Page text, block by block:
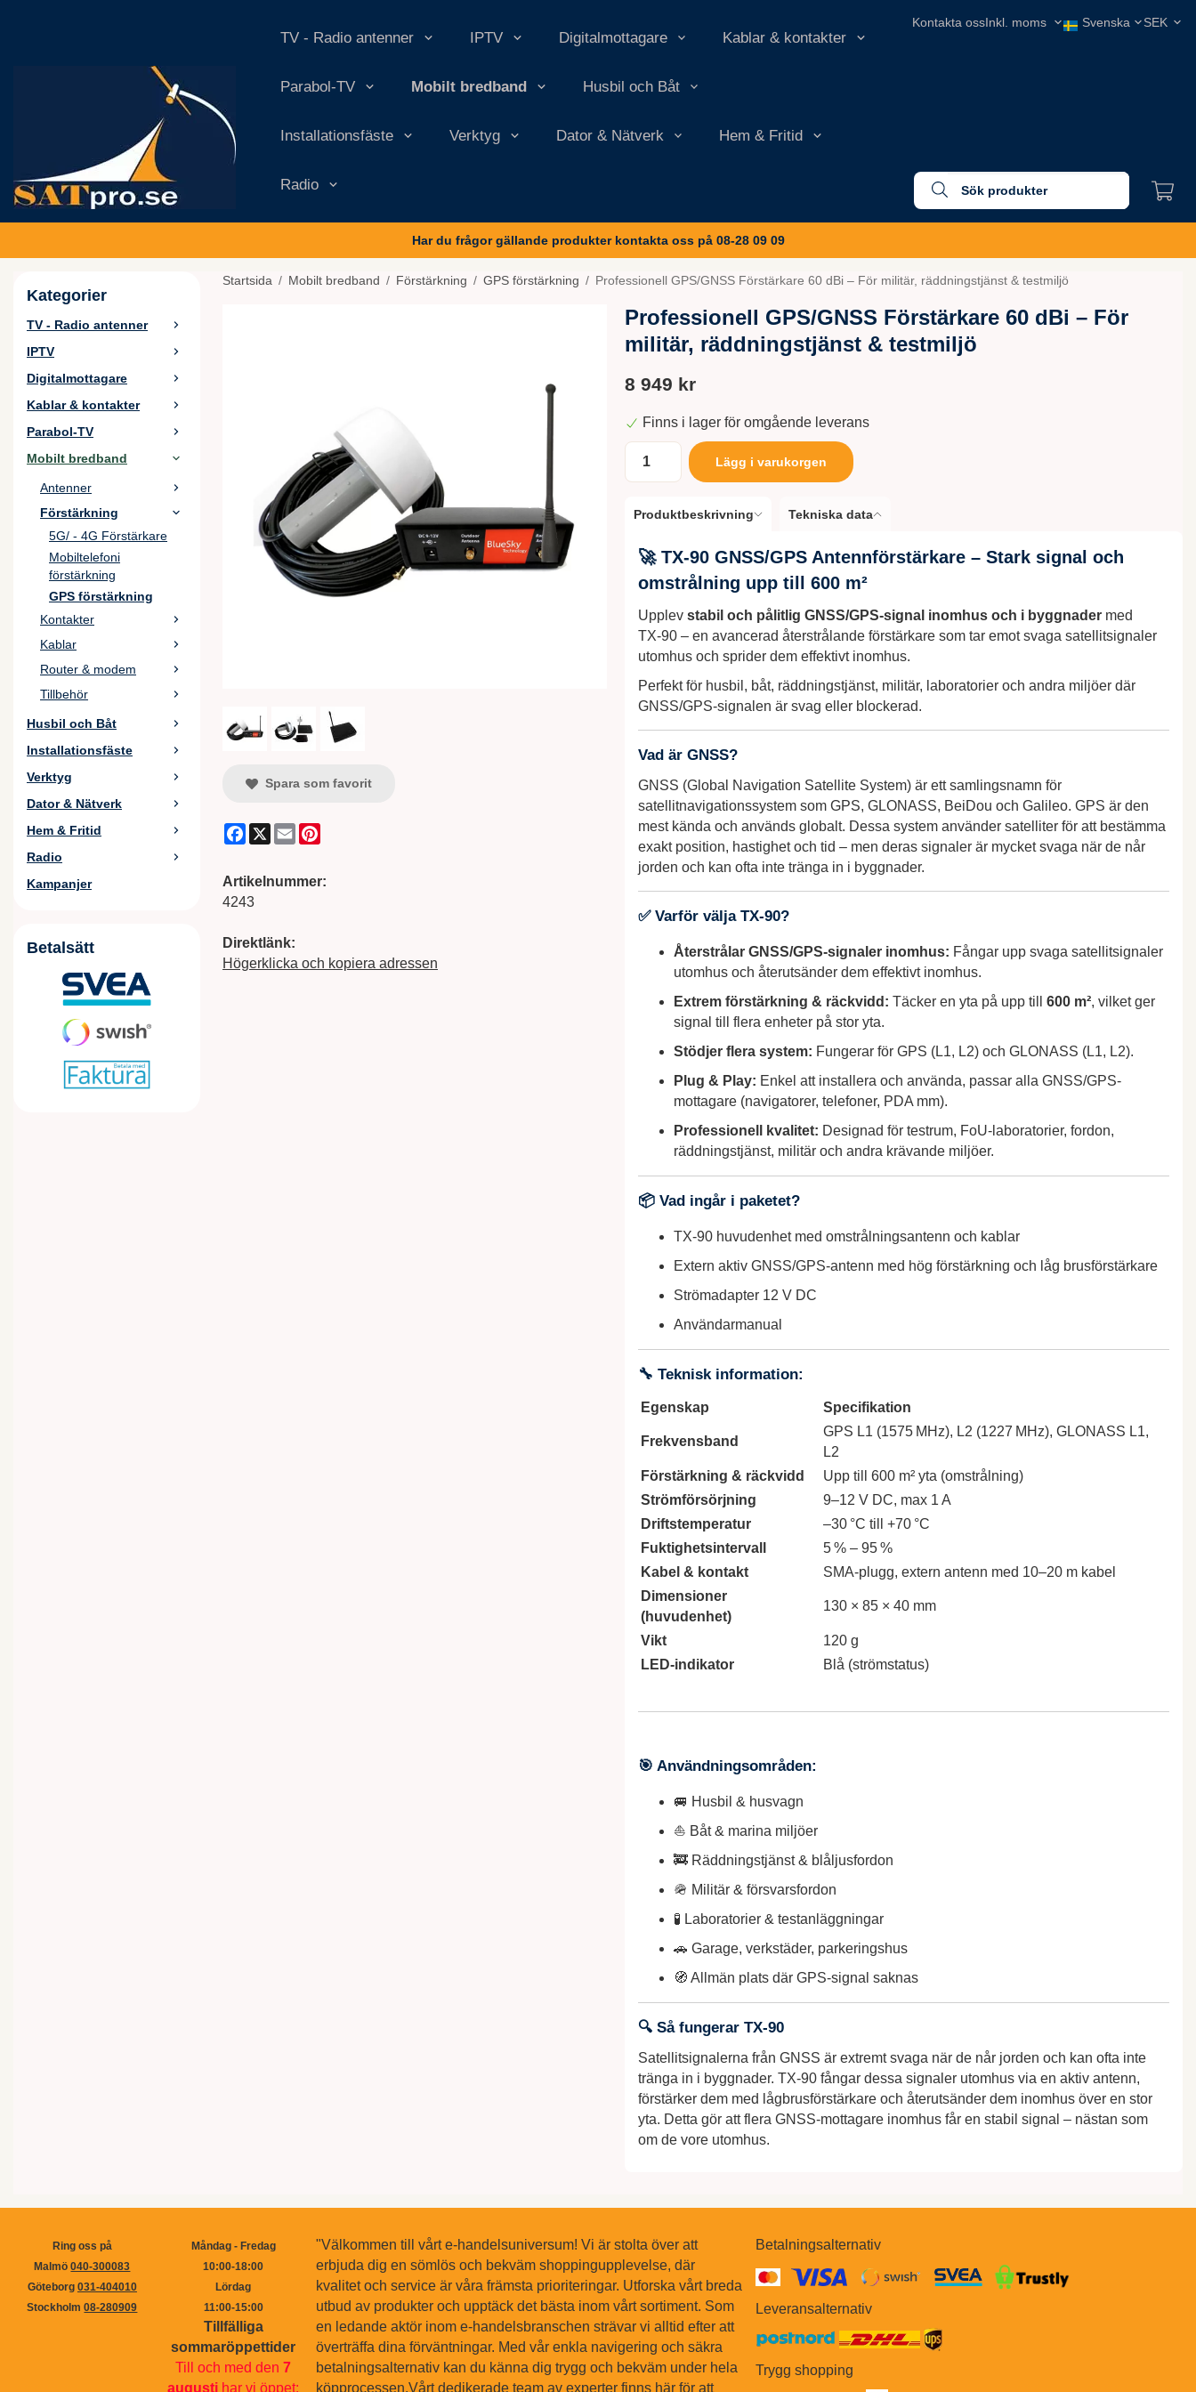
TV - Radio antenner IPTV Digitalmottagare Kablar & kontakter
Parabol-TV Mobilt bredband Husbil och Båt
Installationsfäste Verktyg Dator & Nätverk Hem & Fritid
Radio
Kontakta oss
Har du frågor gällande produkter kontakta oss på 08-28 09 09
Kategorier
TV - Radio antenner
IPTV
Digitalmottagare
Kablar & kontakter
Parabol-TV
Mobilt bredband
Antenner
Förstärkning
5G/ - 4G Förstärkare
Mobiltelefoni
förstärkning
GPS förstärkning
Kontakter
Kablar
Router & modem
Tillbehör
Husbil och Båt
Installationsfäste
Verktyg
Dator & Nätverk
Hem & Fritid
Radio
Kampanjer
Betalsätt
Startsida / Mobilt bredband / Förstärkning / GPS förstärkning / Professionell GPS/GNSS Förstärkare 60 dBi – För militär, räddningstjänst & testmiljö
Professionell GPS/GNSS Förstärkare 60 dBi – För
militär, räddningstjänst & testmiljö
8 949 kr
Finns i lager för omgående leverans
Lägg i varukorgen
Produktbeskrivning Tekniska data
🚀 TX‑90 GNSS/GPS Antennförstärkare – Stark signal och
omstrålning upp till 600 m²
Upplev stabil och pålitlig GNSS/GPS-signal inomhus och i byggnadermed
TX‑90 – en avancerad återstrålande förstärkare som tar emot svaga satellitsignaler
utomhus och sprider dem effektivt inomhus.
Perfekt för husbil, båt, räddningstjänst, militär, laboratorier och andra miljöer där
GNSS/GPS-signalen är svag eller blockerad.
Vad är GNSS?
GNSS (Global Navigation Satellite System) är ett samlingsnamn för
satellitnavigationssystem som GPS, GLONASS, BeiDou och Galileo. GPS är den
mest kända och används globalt. Dessa system använder satelliter för att bestämma
exakt position, hastighet och tid – men deras signaler är mycket svaga när de når
jorden och kan ofta inte tränga in i byggnader.
✅ Varför välja TX‑90?
Återstrålar GNSS/GPS-signaler inomhus: Fångar upp svaga satellitsignaler
utomhus och återutsänder dem effektivt inomhus.
Extrem förstärkning & räckvidd: Täcker en yta på upp till 600 m², vilket ger
signal till flera enheter på stor yta.
Stödjer flera system: Fungerar för GPS (L1, L2) och GLONASS (L1, L2).
Plug & Play: Enkel att installera och använda, passar alla GNSS/GPS-
mottagare (navigatorer, telefoner, PDA mm).
Professionell kvalitet: Designad för testrum, FoU-laboratorier, fordon,
räddningstjänst, militär och andra krävande miljöer.
📦 Vad ingår i paketet?
TX‑90 huvudenhet med omstrålningsantenn och kablar
Extern aktiv GNSS/GPS-antenn med hög förstärkning och låg brusförstärkare
Strömadapter 12 V DC
Användarmanual
🔧 Teknisk information:
Egenskap Specifikation
Frekvensband
GPS L1 (1575 MHz), L2 (1227 MHz), GLONASS L1,
L2
Förstärkning & räckvidd
Upp till 600 m² yta (omstrålning)
Strömförsörjning
9–12 V DC, max 1 A
Driftstemperatur
–30 °C till +70 °C
Fuktighetsintervall
5 % – 95 %
Kabel & kontakt
SMA-plugg, extern antenn med 10–20 m kabel
Dimensioner
(huvudenhet)
130 × 85 × 40 mm
Vikt
120 g
LED-indikator
Blå (strömstatus)
🎯 Användningsområden:
🚐 Husbil & husvagn
⛵ Båt & marina miljöer
🚒 Räddningstjänst & blåljusfordon
🪖 Militär & försvarsfordon
🧪 Laboratorier & testanläggningar
🚗 Garage, verkstäder, parkeringshus
🧭 Allmän plats där GPS-signal saknas
🔍 Så fungerar TX‑90
Satellitsignalerna från GNSS är extremt svaga när de når jorden och kan ofta inte
tränga in i byggnader. TX‑90 fångar dessa signaler utomhus via en aktiv antenn,
förstärker dem med lågbrusförstärkare och återutsänder dem inomhus över en stor
yta. Detta gör att flera GNSS-mottagare inomhus får en stabil signal – nästan som
om de vore utomhus.
Spara som favorit
Facebook
X Email
Artikelnummer:
4243
Direktlänk:
Högerklicka och kopiera adressen
Ring oss på
Malmö040-300083
Göteborg 031-404010
Stockholm08-280909
Måndag - Fredag
10:00-18:00
Lördag
11:00-15:00
Tillfälliga
sommaröppettider
Till och med den7
augusti har vi öppet:
"Välkommen till vårt e-handelsuniversum! Vi är stolta över att
erbjuda dig en sömlös och bekväm shoppingupplevelse, där
kvalitet och service är våra främsta prioriteringar. Utforska vårt breda
utbud av produkter och upptäck det bästa inom vårt sortiment. Som
en ledande aktör inom e-handelsbranschen strävar vi alltid efter att
överträffa dina förväntningar. Med vår enkla navigering och säkra
betalningsalternativ kan du känna dig trygg och bekväm under hela
köpprocessen.Vårt dedikerade team av experter finns här för att
Betalningsalternativ
Leveransalternativ
Trygg shopping